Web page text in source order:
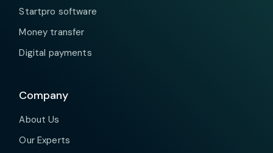
Startpro software
Money transfer
Digital payments
Company
About Us
Our Experts